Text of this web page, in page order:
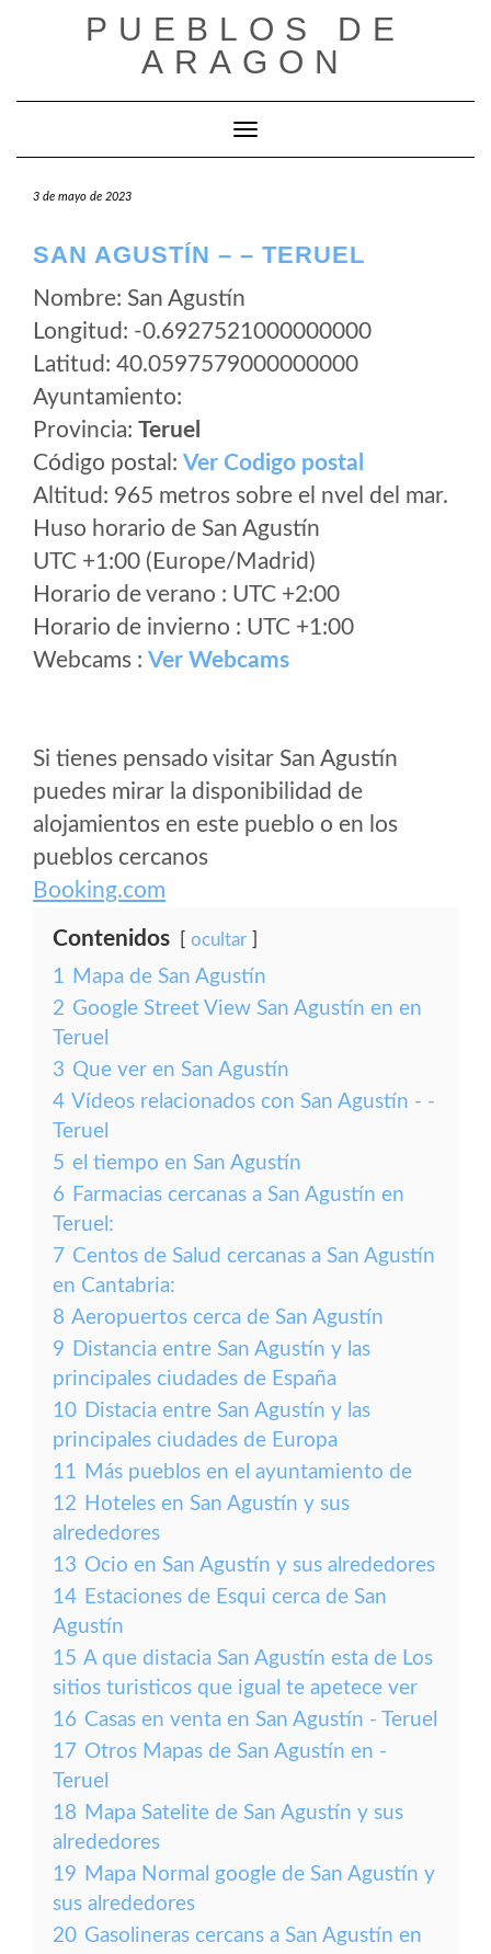
PUEBLOS DE
ARAGON
Cambiar modo de navegación
3 de mayo de 2023
SAN AGUSTÍN – – TERUEL
Nombre: San Agustín
Longitud: -0.6927521000000000
Latitud: 40.0597579000000000
Ayuntamiento:
Provincia: Teruel
Código postal: Ver Codigo postal
Altitud: 965 metros sobre el nvel del mar.
Huso horario de San Agustín
UTC +1:00 (Europe/Madrid)
Horario de verano : UTC +2:00
Horario de invierno : UTC +1:00
Webcams : Ver Webcams
Si tienes pensado visitar San Agustín
puedes mirar la disponibilidad de
alojamientos en este pueblo o en los
pueblos cercanos
Booking.com
Contenidos ocultar
1 Mapa de San Agustín
2 Google Street View San Agustín en en
Teruel
3 Que ver en San Agustín
4 Vídeos relacionados con San Agustín - -
Teruel
5 el tiempo en San Agustín
6 Farmacias cercanas a San Agustín en
Teruel:
7 Centos de Salud cercanas a San Agustín
en Cantabria:
8 Aeropuertos cerca de San Agustín
9 Distancia entre San Agustín y las
principales ciudades de España
10 Distacia entre San Agustín y las
principales ciudades de Europa
11 Más pueblos en el ayuntamiento de
12 Hoteles en San Agustín y sus
alrededores
13 Ocio en San Agustín y sus alrededores
14 Estaciones de Esqui cerca de San
Agustín
15 A que distacia San Agustín esta de Los
sitios turisticos que igual te apetece ver
16 Casas en venta en San Agustín - Teruel
17 Otros Mapas de San Agustín en -
Teruel
18 Mapa Satelite de San Agustín y sus
alrededores
19 Mapa Normal google de San Agustín y
sus alrededores
20 Gasolineras cercans a San Agustín en